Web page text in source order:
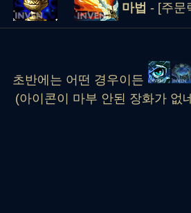
마법 - [주문
초반에는 어떤 경우이든
(아이콘이 마부 안된 장화가 없